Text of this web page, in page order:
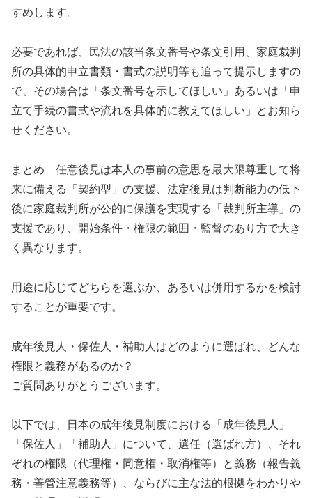
すめします。
必要であれば、民法の該当条文番号や条文引用、家庭裁判
所の具体的申立書類・書式の説明等も追って提示しますの
で、その場合は「条文番号を示してほしい」あるいは「申
立て手続の書式や流れを具体的に教えてほしい」とお知ら
せください。
まとめ 任意後見は本人の事前の意思を最大限尊重して将
来に備える「契約型」の支援、法定後見は判断能力の低下
後に家庭裁判所が公的に保護を実現する「裁判所主導」の
支援であり、開始条件・権限の範囲・監督のあり方で大き
く異なります。
用途に応じてどちらを選ぶか、あるいは併用するかを検討
することが重要です。
成年後見人・保佐人・補助人はどのように選ばれ、どんな
権限と義務があるのか？
ご質問ありがとうございます。
以下では、日本の成年後見制度における「成年後見人」
「保佐人」「補助人」について、選任（選ばれ方）、それ
ぞれの権限（代理権・同意権・取消権等）と義務（報告義
務・善管注意義務等）、ならびに主な法的根拠をわかりや